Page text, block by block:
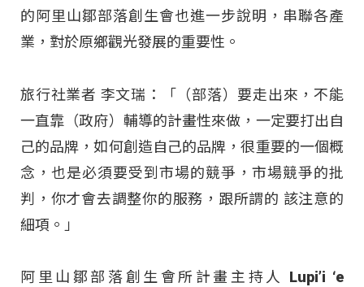
的阿里山鄒部落創生會也進一步說明，串聯各產
業，對於原鄉觀光發展的重要性。
旅行社業者 李文瑞：「（部落）要走出來，不能
一直靠（政府）輔導的計畫性來做，一定要打出自
己的品牌，如何創造自己的品牌，很重要的一個概
念，也是必須要受到市場的競爭，市場競爭的批
判，你才會去調整你的服務，跟所謂的 該注意的
細項。」
阿里山鄒部落創生會所計畫主持人 Lupi’i ‘e